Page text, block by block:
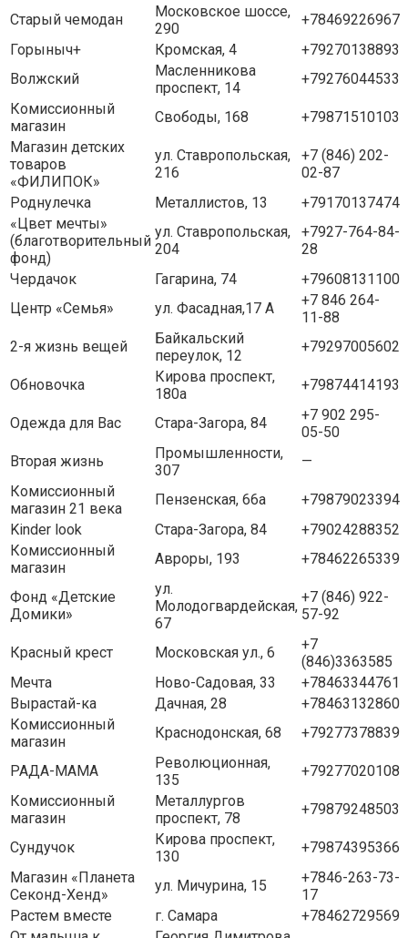
Старый чемодан
Московское шоссе,
290
+78469226967
Горыныч+
Кромская, 4
+79270138893
Волжский
Масленникова
проспект, 14
+79276044533
Комиссионный
магазин
Свободы, 168
+79871510103
Магазин детских
товаров
«ФИЛИПОК»
ул. Ставропольская,
216
+7 (846) 202-
02-87
Роднулечка
Металлистов, 13
+79170137474
«Цвет мечты»
(благотворительный
фонд)
ул. Ставропольская,
204
+7927-764-84-
28
Чердачок
Гагарина, 74
+79608131100
Центр «Семья»
ул. Фасадная,17 А
+7 846 264-
11-88
2-я жизнь вещей
Байкальский
переулок, 12
+79297005602
Обновочка
Кирова проспект,
180а
+79874414193
Одежда для Вас Стара-Загора, 84
+7 902 295-
05-50
Вторая жизнь
Промышленности,
307
—
Комиссионный
магазин 21 века
Пензенская, 66а
+79879023394
Kinder look
Стара-Загора, 84
+79024288352
Комиссионный
магазин
Авроры, 193 +78462265339
Фонд «Детские
Домики»
ул.
Молодогвардейская,
67
+7 (846) 922-
57-92
Красный крест Московская ул., 6
+7
(846)3363585
Мечта
Ново-Садовая, 33
+78463344761
Вырастай-ка
Дачная, 28
+78463132860
Комиссионный
магазин
Краснодонская, 68 +79277378839
РАДА-МАМА
Революционная,
135
+79277020108
Комиссионный
магазин
Металлургов
проспект, 78
+79879248503
Сундучок
Кирова проспект,
130
+79874395366
Магазин «Планета
Секонд-Хенд»
ул. Мичурина, 15
+7846-263-73-
17
Растем вместе
г. Самара
+78462729569